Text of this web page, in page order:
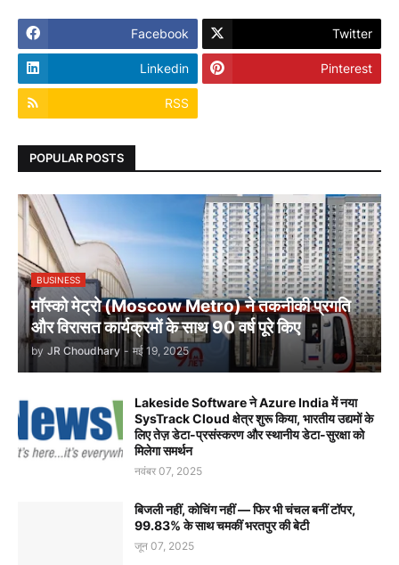
Facebook Twitter
Linkedin Pinterest
RSS
POPULAR POSTS
BUSINESS
मॉस्को मेट्रो (Moscow Metro) ने तकनीकी प्रगति
और विरासत कार्यक्रमों के साथ 90 वर्ष पूरे किए
by JR Choudhary - मई 19, 2025
Lakeside Software ने Azure India में नया
SysTrack Cloud क्षेत्र शुरू किया, भारतीय उद्यमों के
लिए तेज़ डेटा-प्रसंस्करण और स्थानीय डेटा-सुरक्षा को
मिलेगा समर्थन
नवंबर 07, 2025
बिजली नहीं, कोचिंग नहीं — फिर भी चंचल बनीं टॉपर,
99.83% के साथ चमकीं भरतपुर की बेटी
जून 07, 2025